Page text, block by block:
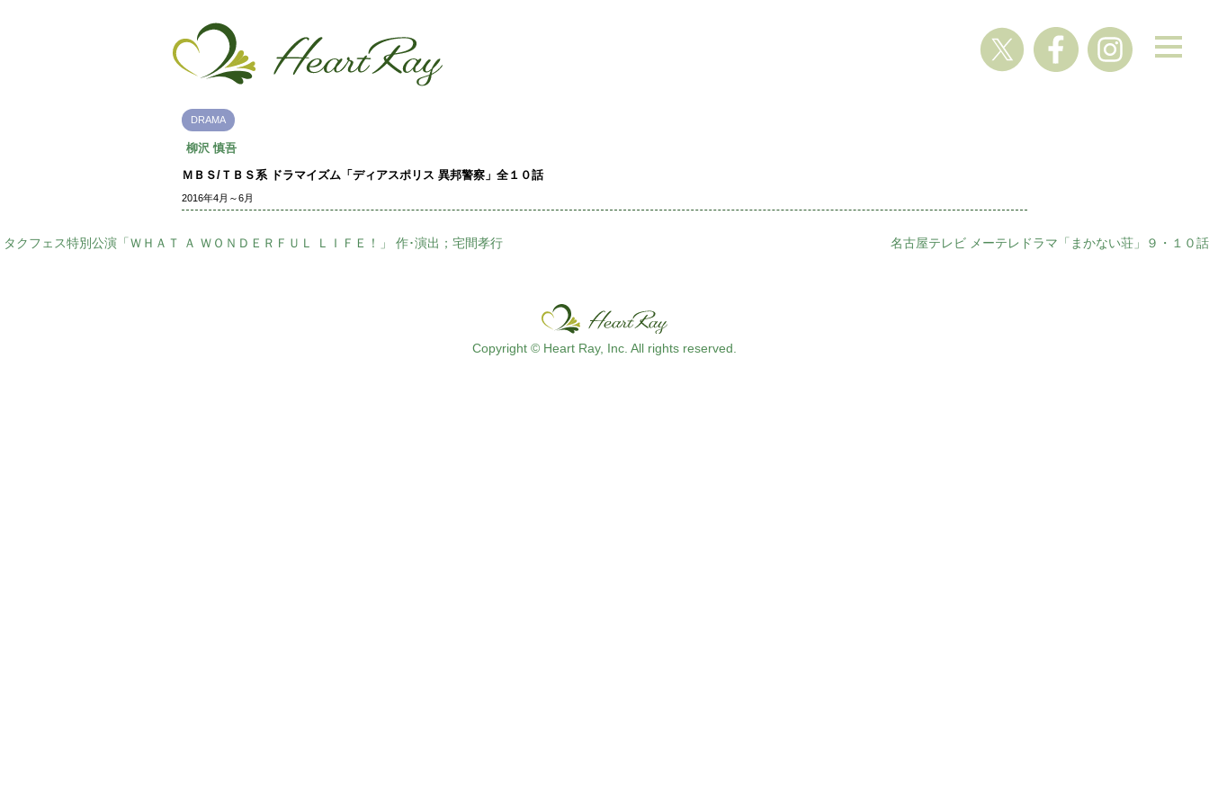
DRAMA
柳沢 慎吾
ＭＢＳ/ＴＢＳ系 ドラマイズム「ディアスポリス 異邦警察」全１０話
2016年4月～6月
タクフェス特別公演「ＷＨＡＴ Ａ ＷＯＮＤＥＲＦＵＬ ＬＩＦＥ！」 作･演出；宅間孝行 名古屋テレビ メーテレドラマ「まかない荘」９・１０話
Copyright © Heart Ray, Inc. All rights reserved.